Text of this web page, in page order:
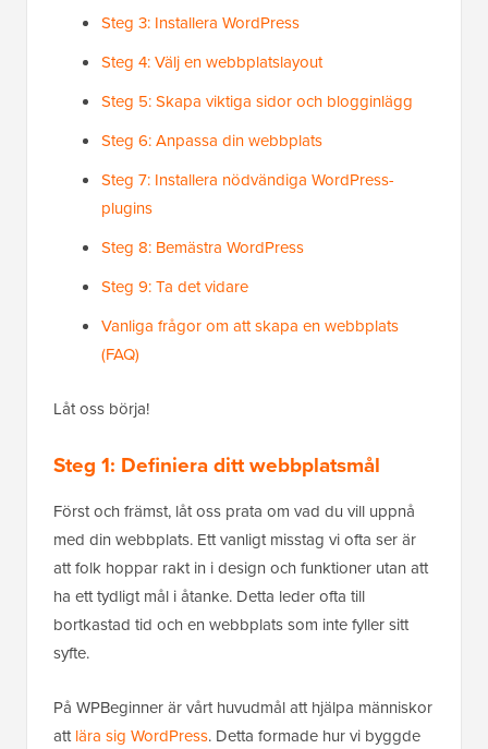
Steg 3: Installera WordPress
Steg 4: Välj en webbplatslayout
Steg 5: Skapa viktiga sidor och blogginlägg
Steg 6: Anpassa din webbplats
Steg 7: Installera nödvändiga WordPress-
plugins
Steg 8: Bemästra WordPress
Steg 9: Ta det vidare
Vanliga frågor om att skapa en webbplats
(FAQ)
Låt oss börja!
Steg 1: Definiera ditt webbplatsmål
Först och främst, låt oss prata om vad du vill uppnå
med din webbplats. Ett vanligt misstag vi ofta ser är
att folk hoppar rakt in i design och funktioner utan att
ha ett tydligt mål i åtanke. Detta leder ofta till
bortkastad tid och en webbplats som inte fyller sitt
syfte.
På WPBeginner är vårt huvudmål att hjälpa människor
attlära sig WordPress. Detta formade hur vi byggde